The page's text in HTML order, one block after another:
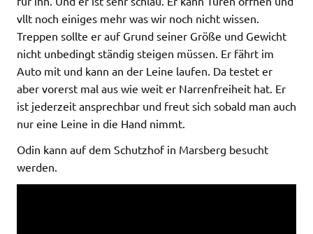
vllt noch einiges mehr was wir noch nicht wissen.
Treppen sollte er auf Grund seiner Größe und Gewicht
nicht unbedingt ständig steigen müssen. Er fährt im
Auto mit und kann an der Leine laufen. Da testet er
aber vorerst mal aus wie weit er Narrenfreiheit hat. Er
ist jederzeit ansprechbar und freut sich sobald man auch
nur eine Leine in die Hand nimmt.
Odin kann auf dem Schutzhof in Marsberg besucht
werden.